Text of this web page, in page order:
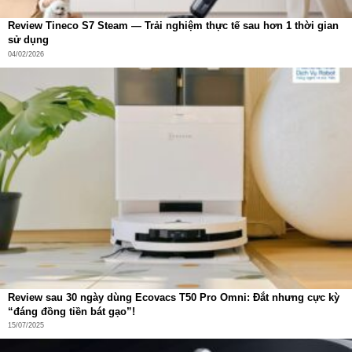
Vận hành hoàn toàn tự động
Vận hành tự động hóa hoàn toàn
Trạm sạc đảm nhiệm toàn bộ quy trình từ hút rác vào túi
chứa đến pha dung dịch tẩy rửa theo tỉ lệ chuẩn. Mọi thao
tác bảo trì đều diễn ra tự động, đảm bảo robot luôn sẵn
sàng hoạt động.
Robot hút bụi Ecovacs T50S Pro Omni sạc điện thông
Review Tineco S7 Steam — Trải nghiệm thực tế sau hơn 1 thời gian
sử dụng
04/02/2026
Review sau 30 ngày dùng Ecovacs T50 Pro Omni: Đắt nhưng cực kỳ
“đáng đồng tiền bát gạo”!
15/07/2025